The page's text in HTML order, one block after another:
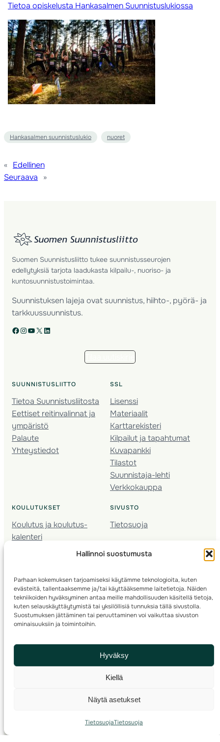
Hallinnoi suostumusta
Parhaan kokemuksen tarjoamiseksi käytämme teknologioita, kuten
evästeitä, tallentaaksemme ja/tai käyttääksemme laitetietoja. Näiden
tekniikoiden hyväksyminen antaa meille mahdollisuuden käsitellä tietoja,
kuten selauskäyttäytymistä tai yksilöllisiä tunnuksia tällä sivustolla.
Suostumuksen jättäminen tai peruuttaminen voi vaikuttaa sivuston
ominaisuuksiin ja toimintoihin.
Hyväksy
Kiellä
Näytä asetukset
TietosuojaTietosuoja
Tietoa opiskelusta Hankasalmen Suunnistuslukiossa
Hankasalmen suunnistuslukio nuoret
« Edellinen
Seuraava
»
Suomen Suunnistusliitto tukee suunnistusseurojen
edellytyksiä tarjota laadukasta kilpailu-, nuoriso- ja
kuntosuunnistustoimintaa.
Suunnistuksen lajeja ovat suunnistus, hiihto-, pyörä- ja
tarkkuussuunnistus.
Facebook Instagram YouTube X LinkedIn
SUUNNISTUSLIITTO
Tietoa Suunnistusliitosta
Eettiset reitinvalinnat ja
ympäristö
Palaute
Yhteystiedot
SSL
Lisenssi
Materiaalit
Karttarekisteri
Kilpailut ja tapahtumat
Kuvapankki
Tilastot
Suunnistaja-lehti
Verkkokauppa
KOULUTUKSET
Koulutus ja koulutus­
kalenteri
Nuorison koulutukset
Kartoitus
Ratamestari
SIVUSTO
Tietosuoja
© 2025 ·Suomen Suunnistusliitto· Valimotie 10, 00380 Helsinki, Finland
info(a)suunnistusliitto.fi,Rastilipun asiat: rastilippu(a)suunnistusliitto.fi
Kilpailut ja kuntorastit – Rastilippu:::Rastilipun ohjeet